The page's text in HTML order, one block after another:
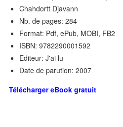
Chahdortt Djavann
Nb. de pages: 284
Format: Pdf, ePub, MOBI, FB2
ISBN: 9782290001592
Editeur: J'ai lu
Date de parution: 2007
Télécharger eBook gratuit